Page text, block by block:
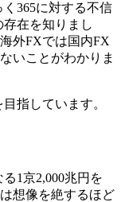
365に対する不信
在を知りまし
外FXでは国内FX
いことがわかりま
指しています。
1京2,000兆円を
想像を絶するほど